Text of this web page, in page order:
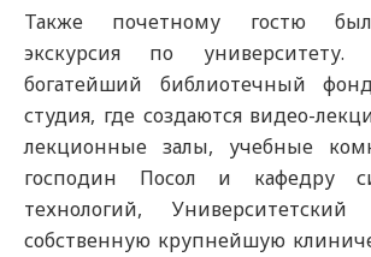
Также почетному гостю
экскурсия по университету.
богатейший библиотечный
студия, где создаются видео-
лекционные залы, учебные
господин Посол и кафедру
технологий,
собственную крупнейшую